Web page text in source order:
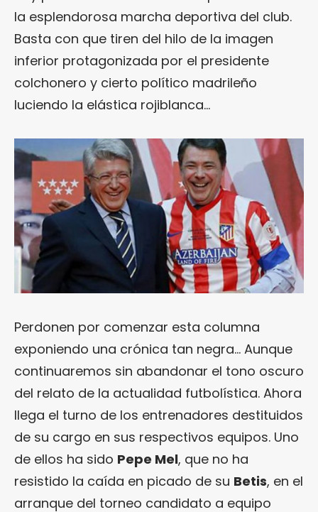
la esplendorosa marcha deportiva del club.
Basta con que tiren del hilo de la imagen
inferior protagonizada por el presidente
colchonero y cierto político madrileño
luciendo la elástica rojiblanca…
Perdonen por comenzar esta columna
exponiendo una crónica tan negra… Aunque
continuaremos sin abandonar el tono oscuro
del relato de la actualidad futbolística. Ahora
llega el turno de los entrenadores destituidos
de su cargo en sus respectivos equipos. Uno
de ellos ha sido Pepe Mel, que no ha
resistido la caída en picado de su Betis, en el
arranque del torneo candidato a equipo